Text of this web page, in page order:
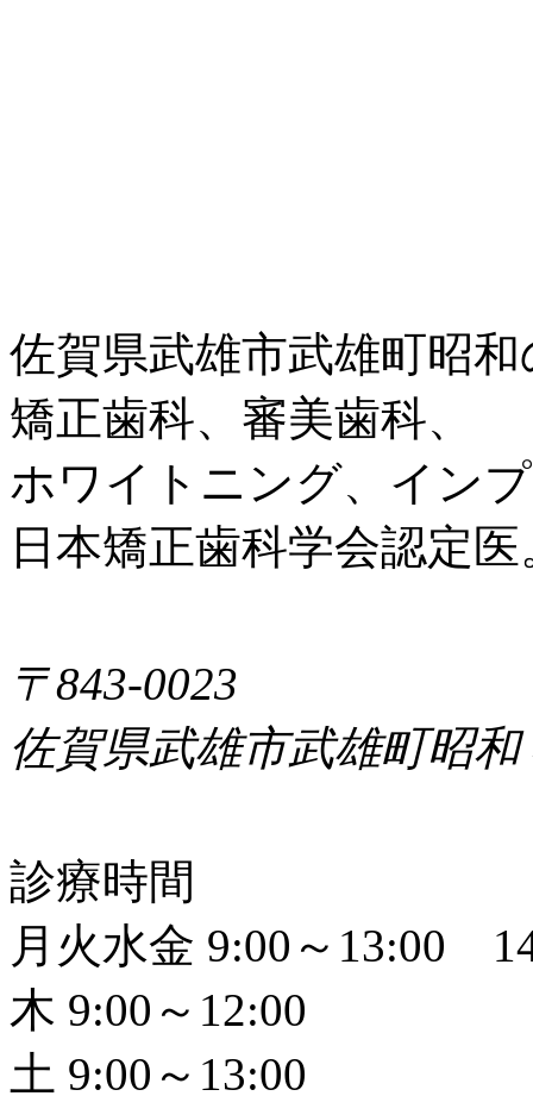
佐賀県武雄市武雄町昭
矯正歯科、審美歯科、
ホワイトニング、イン
日本矯正歯科学会認定
〒843-0023
佐賀県武雄市武雄町昭
診療時間
月火水金 9:00～13:00
木 9:00～12:00
土 9:00～13:00